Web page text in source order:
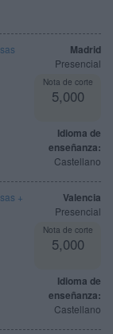
Madrid
Presencial
Nota de corte
5,000
Idioma de
enseñanza:
Castellano
Valencia
Presencial
Nota de corte
5,000
Idioma de
enseñanza:
Castellano
+